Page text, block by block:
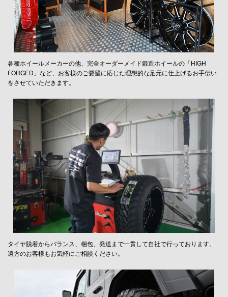
各種ホイールメーカーの他、完全オーダーメイド鍛造ホイールの「HIGH
FORGED」など、お客様のご要望に応じた理想的な足元に仕上げるお手伝い
をさせていただきます。
タイヤ脱着からバランス、梱包、発送まで一貫して自社で行っております。
遠方のお客様もお気軽にご相談ください。